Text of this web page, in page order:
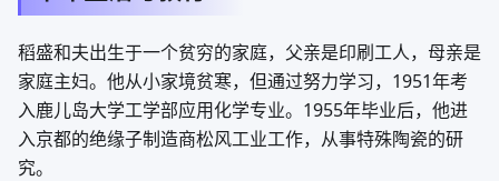
稻盛和夫出生于一个贫穷的家庭，父亲是印刷工人，母亲是
家庭主妇。他从小家境贫寒，但通过努力学习，1951年考
入鹿儿岛大学工学部应用化学专业。1955年毕业后，他进
入京都的绝缘子制造商松风工业工作，从事特殊陶瓷的研
究。